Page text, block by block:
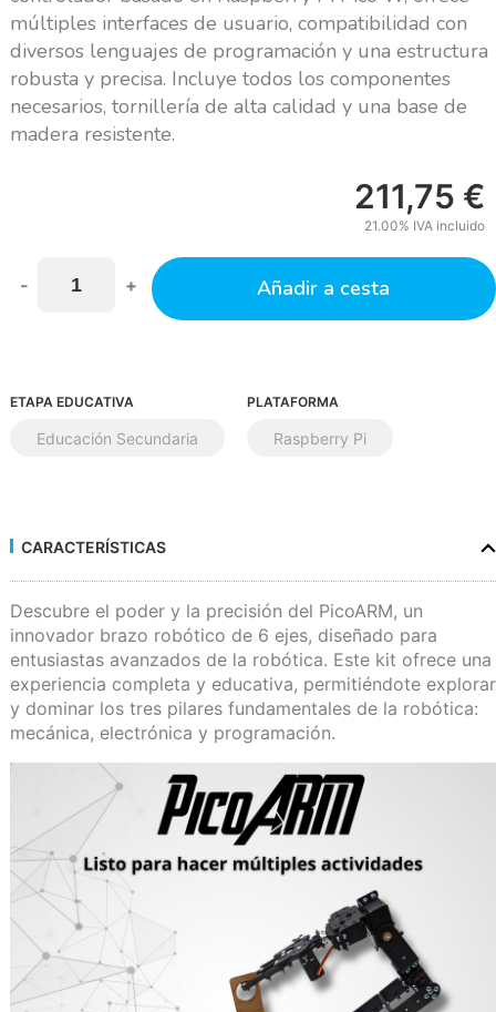
múltiples interfaces de usuario, compatibilidad con
diversos lenguajes de programación y una estructura
robusta y precisa. Incluye todos los componentes
necesarios, tornillería de alta calidad y una base de
madera resistente.
211,75 €
21.00% IVA incluido
- + Añadir a cesta
ETAPA EDUCATIVA
Educación Secundaria
PLATAFORMA
Raspberry Pi
CARACTERÍSTICAS
Descubre el poder y la precisión del PicoARM, un
innovador brazo robótico de 6 ejes, diseñado para
entusiastas avanzados de la robótica. Este kit ofrece una
experiencia completa y educativa, permitiéndote explorar
y dominar los tres pilares fundamentales de la robótica:
mecánica, electrónica y programación.